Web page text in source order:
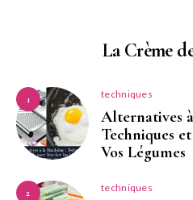
La Crème
1 techniques
Alternatives
Techniques
Vos Légumes
2 techniques